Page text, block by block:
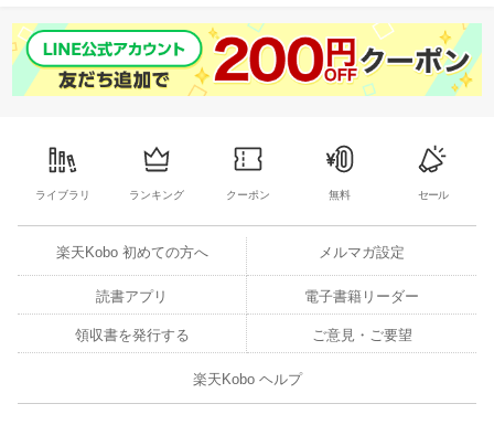
ライブラリ ランキング クーポン 無料 セール
楽天Kobo 初めての方へ メルマガ設定
読書アプリ 電子書籍リーダー
領収書を発行する ご意見・ご要望
楽天Kobo ヘルプ